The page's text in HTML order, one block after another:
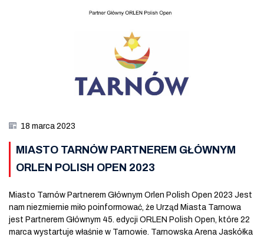
18 marca 2023
MIASTO TARNÓW PARTNEREM GŁÓWNYM
ORLEN POLISH OPEN 2023
Miasto Tarnów Partnerem Głównym Orlen Polish Open 2023 Jest
nam niezmiernie miło poinformować, że Urząd Miasta Tarnowa
jest Partnerem Głównym 45. edycji ORLEN Polish Open, które 22
marca wystartuje właśnie w Tarnowie. Tarnowska Arena Jaskółka